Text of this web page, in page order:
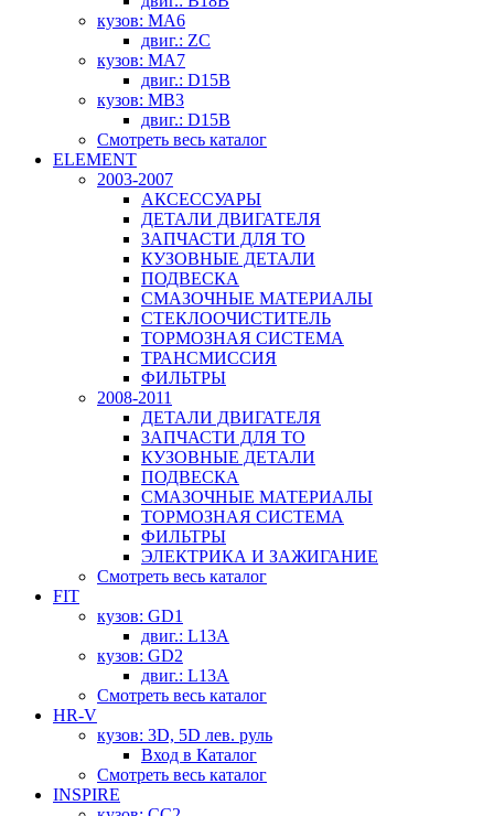
кузов: MA6
двиг.: ZC
кузов: MA7
двиг.: D15B
кузов: MB3
двиг.: D15B
Смотреть весь каталог
ELEMENT
2003-2007
АКСЕССУАРЫ
ДЕТАЛИ ДВИГАТЕЛЯ
ЗАПЧАСТИ ДЛЯ ТО
КУЗОВНЫЕ ДЕТАЛИ
ПОДВЕСКА
СМАЗОЧНЫЕ МАТЕРИАЛЫ
СТЕКЛООЧИСТИТЕЛЬ
ТОРМОЗНАЯ СИСТЕМА
ТРАНСМИССИЯ
ФИЛЬТРЫ
2008-2011
ДЕТАЛИ ДВИГАТЕЛЯ
ЗАПЧАСТИ ДЛЯ ТО
КУЗОВНЫЕ ДЕТАЛИ
ПОДВЕСКА
СМАЗОЧНЫЕ МАТЕРИАЛЫ
ТОРМОЗНАЯ СИСТЕМА
ФИЛЬТРЫ
ЭЛЕКТРИКА И ЗАЖИГАНИЕ
Смотреть весь каталог
FIT
кузов: GD1
двиг.: L13A
кузов: GD2
двиг.: L13A
Смотреть весь каталог
HR-V
кузов: 3D, 5D лев. руль
Вход в Каталог
Смотреть весь каталог
INSPIRE